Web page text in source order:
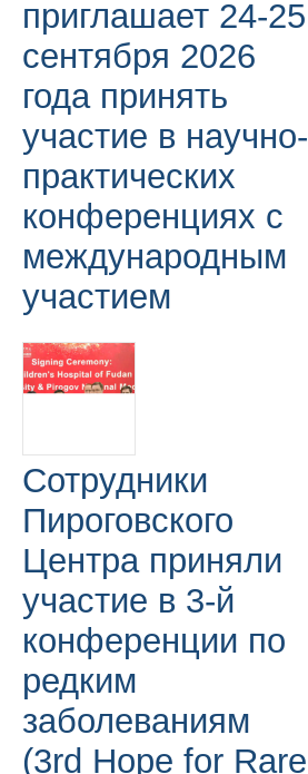
приглашает 24-25
сентября 2026
года принять
участие в научно-
практических
конференциях с
международным
участием
Сотрудники
Пироговского
Центра приняли
участие в 3-й
конференции по
редким
заболеваниям
(3rd Hope for Rare